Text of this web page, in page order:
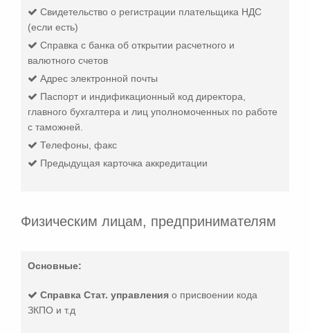
Свидетельство о регистрации плательщика НДС
(если есть)
Справка c банка об открытии расчетного и
валютного счетов
Адрес электронной почты
Паспорт и индификационный код директора,
главного бухгалтера и лиц уполномоченных по работе
с таможней.
Телефоны, факс
Предыдущая карточка аккредитации
Физическим лицам, предпринимателям
Основные:
Справка Стат. управления о присвоении кода
ЗКПО и т.д